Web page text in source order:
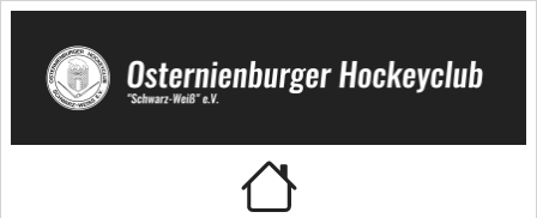
Skip
content
Osternienburger
Hockeyclub